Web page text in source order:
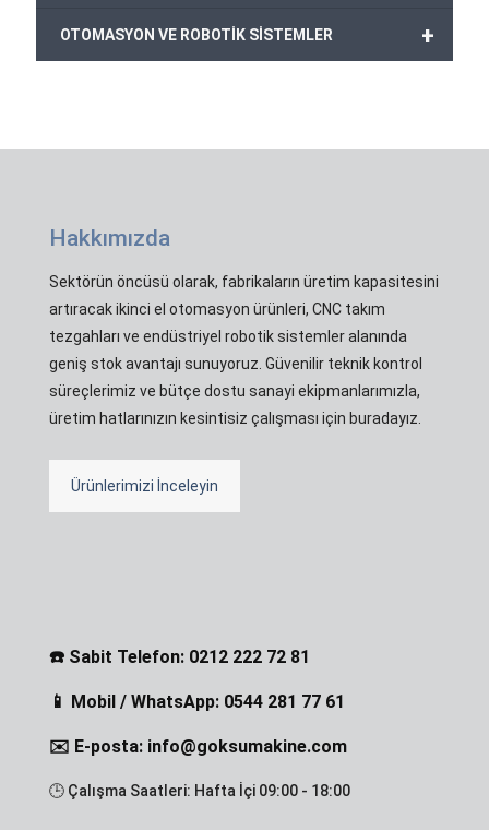
+
OTOMASYON VE ROBOTİK SİSTEMLER
Hakkımızda
Sektörün öncüsü olarak, fabrikaların üretim kapasitesini
artıracak ikinci el otomasyon ürünleri, CNC takım
tezgahları ve endüstriyel robotik sistemler alanında
geniş stok avantajı sunuyoruz. Güvenilir teknik kontrol
süreçlerimiz ve bütçe dostu sanayi ekipmanlarımızla,
üretim hatlarınızın kesintisiz çalışması için buradayız.
Ürünlerimizi İnceleyin
☎️ Sabit Telefon: 0212 222 72 81
📱 Mobil / WhatsApp: 0544 281 77 61
✉️ E-posta: info@goksumakine.com
🕒 Çalışma Saatleri: Hafta İçi 09:00 - 18:00